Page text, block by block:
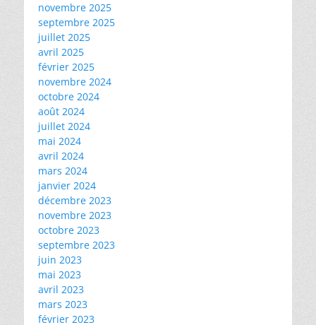
novembre 2025
septembre 2025
juillet 2025
avril 2025
février 2025
novembre 2024
octobre 2024
août 2024
juillet 2024
mai 2024
avril 2024
mars 2024
janvier 2024
décembre 2023
novembre 2023
octobre 2023
septembre 2023
juin 2023
mai 2023
avril 2023
mars 2023
février 2023